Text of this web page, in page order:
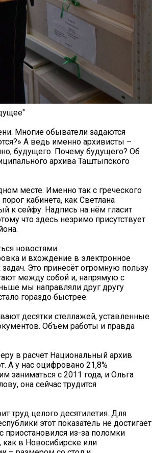
Многие обыватели задаются
А ведь именно архивисты –
будущего. Почему будущего? Об
архива Таштыпского
месте. Именно так с греческого
кабинета, как Светлана
к сейфу. Надпись на нём гласит
что здесь незримо присутствует
новостями:
и вхождение в электронное
Это принесёт огромную пользу
между собой и, напрямую с
мы направляли друг другу
гораздо быстрее.
десятки стеллажей, уставленные
Объём работы и правда
в расчёт Национальный архив
А у нас оцифровано 21,8%
заниматься с 2011 года, и Ольга
она сейчас трудится
труд целого десятилетия. Для
этот показатель не достигает
приостановился из-за поломки
в Новосибирске или